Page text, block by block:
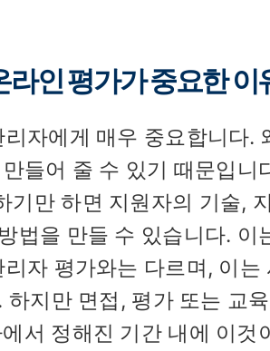
라인 평가가 중요한
자에게 매우 중요합니다.
들어 줄 수 있기 때문입
기만 하면 지원자의 기술,
법을 만들 수 있습니다.
자 평가와는 다르며, 이
하지만 면접, 평가 또는 교
서 정해진 기간 내에 이것